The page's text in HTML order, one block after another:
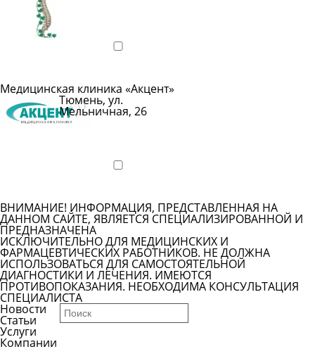
Медицинская клиника «Акцент»
Тюмень, ул.
Мельничная, 26
ВНИМАНИЕ! ИНФОРМАЦИЯ, ПРЕДСТАВЛЕННАЯ НА
ДАННОМ САЙТЕ, ЯВЛЯЕТСЯ СПЕЦИАЛИЗИРОВАННОЙ И
ПРЕДНАЗНАЧЕНА
ИСКЛЮЧИТЕЛЬНО ДЛЯ МЕДИЦИНСКИХ И
ФАРМАЦЕВТИЧЕСКИХ РАБОТНИКОВ. НЕ ДОЛЖНА
ИСПОЛЬЗОВАТЬСЯ ДЛЯ САМОСТОЯТЕЛЬНОЙ
ДИАГНОСТИКИ И ЛЕЧЕНИЯ. ИМЕЮТСЯ
ПРОТИВОПОКАЗАНИЯ. НЕОБХОДИМА КОНСУЛЬТАЦИЯ
СПЕЦИАЛИСТА
Новости
Статьи
Услуги
Компании